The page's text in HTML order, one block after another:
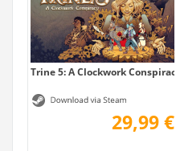
Trine 5: A Clockwork Conspiracy
29,99 €